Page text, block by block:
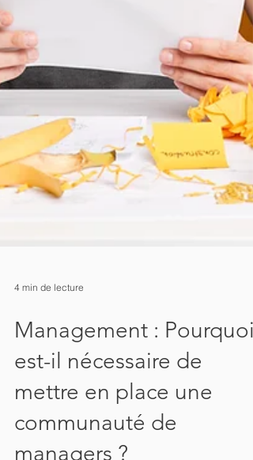
Management : Pourquoi